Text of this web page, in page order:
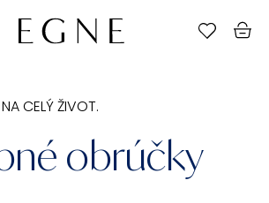
CELÝ ŽIVOT.
obrúčky